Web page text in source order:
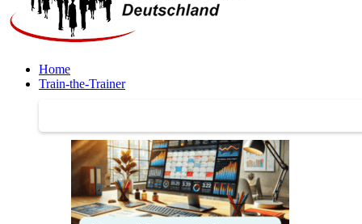
Home
Train-the-Trainer